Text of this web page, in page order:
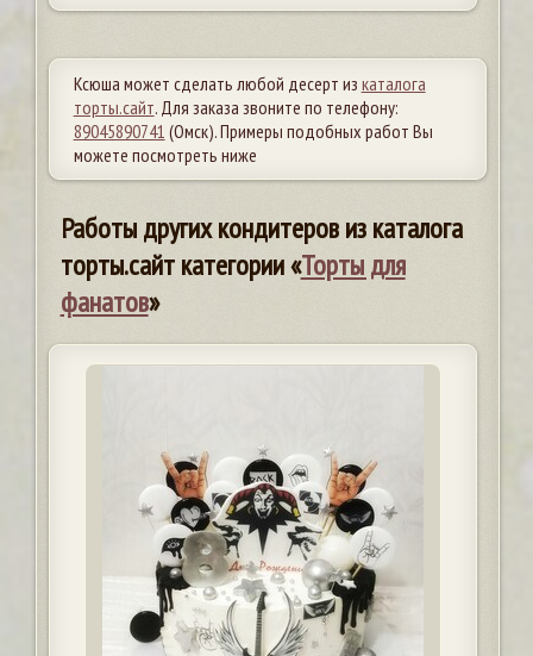
Ксюша может сделать любой десерт из каталога
торты.сайт. Для заказа звоните по телефону:
89045890741 (Омск). Примеры подобных работ Вы
можете посмотреть ниже
Работы других кондитеров из каталога
торты.сайт категории «Торты для
фанатов»